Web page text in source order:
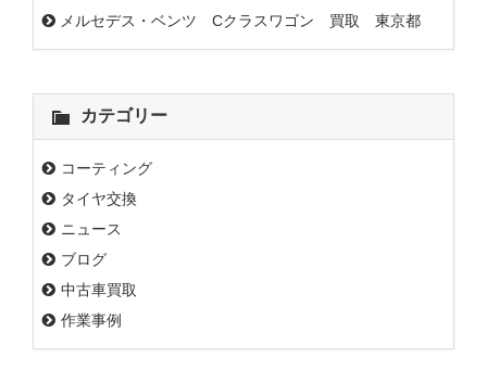
メルセデス・ベンツ Cクラスワゴン 買取 東京都
カテゴリー
コーティング
タイヤ交換
ニュース
ブログ
中古車買取
作業事例